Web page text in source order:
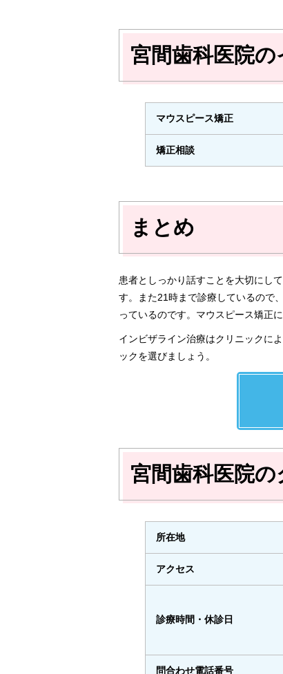
宮間歯科医院
マウスピース矯正
矯正相談
まとめ
患者としっかり話すことを大切にし
す。また21時まで診療しているので
っているのです。マウスピース矯正
インビザライン治療はクリニックに
ックを選びましょう。
宮間歯科医院
所在地
アクセス
診療時間・休診日
問合わせ電話番号